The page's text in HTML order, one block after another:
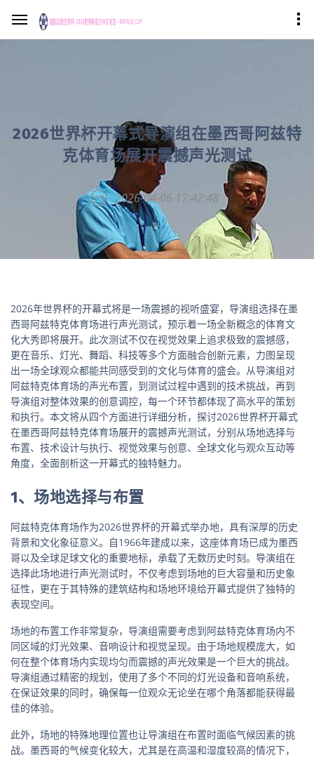
2026世界杯开幕式导演组在墨西哥阿兹特
克体育场展开震撼声光测试
2026-04-06 17:42:48
2026年世界杯的开幕式将是一场震撼的视听盛宴，导演组选择在墨
西哥阿兹特克体育场进行声光测试，预示着一场全新概念的体育文
化大秀即将展开。此次测试不仅在视觉效果上追求极致的震撼感，
更在音乐、灯光、舞蹈、科技等多个方面融合创新元素，力图呈现
出一场全球观众都能共同感受到的文化与体育的盛会。从导演组对
阿兹特克体育场的声光布置，到测试过程中遇到的技术挑战，再到
导演组对整体效果的创意调控，每一个环节都体现了高水平的策划
和执行。本文将从四个方面进行详细分析，探讨2026世界杯开幕式
在墨西哥阿兹特克体育场展开的震撼声光测试，分别从场地选择与
布置、技术设计与执行、视觉效果与创意、全球文化与观众互动等
角度，全面剖析这一开幕式的独特魅力。
1、场地选择与布置
阿兹特克体育场作为2026世界杯的开幕式举办地，具有深厚的历史
背景和文化象征意义。自1966年建成以来，这座体育场已成为墨西
哥以及全球足球文化的重要地标，承载了无数历史时刻。导演组在
选择此场地进行声光测试时，不仅考虑到场地的巨大容量和历史象
征性，更在于其特殊的建筑结构和场地环境给开幕式提供了独特的
表现空间。
场地的布置工作非常复杂，导演组需要考虑到阿兹特克体育场内不
同区域的灯光效果、音响设计和视觉呈现。由于场地规模庞大，如
何在整个体育场内实现均匀而震撼的声光效果是一个巨大的挑战。
导演组通过精密的规划，使用了多个不同的灯光设备和音响系统，
在保证效果的同时，确保每一位观众无论坐在哪个角落都能获得最
佳的体验。
此外，场地的特殊地理位置也让导演组在布置时面临气候因素的挑
战。墨西哥的气候变化较大，尤其是在高温和湿度较高的情况下，